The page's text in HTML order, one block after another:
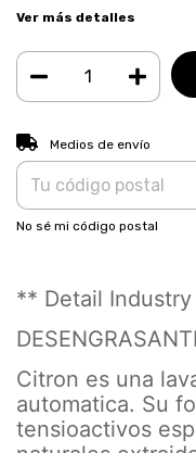
Ver más detalles
Entregas para el CP:
Medios de envío
No sé mi código postal
** Detail
Citron es una
automatica. Su
tensioactivos